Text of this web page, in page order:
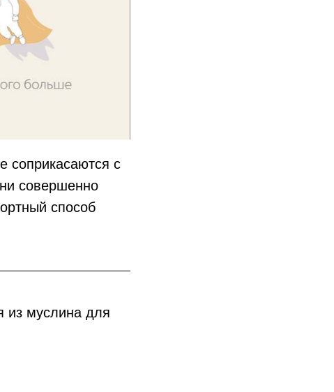
соприкасаются с
совершенно
способ
из муслина для